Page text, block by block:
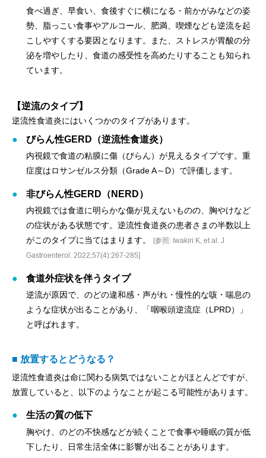
食べ過ぎ、早食い、食後すぐに横になる・前かがみなどの姿
勢、脂っこい食事やアルコール、肥満、喫煙なども逆流を起
こしやすくする要因となります。また、ストレスが胃酸の分
泌を増やしたり、食道の感受性を高めたりすることも知られ
ています。
【逆流のタイプ】
逆流性食道炎にはいくつかのタイプがあります。
びらん性GERD（逆流性食道炎）
内視鏡で食道の粘膜に傷（びらん）が見えるタイプです。重
症度はロサンゼルス分類（Grade A～D）で評価します。
非びらん性GERD（NERD）
内視鏡では食道に明らかな傷が見えないものの、胸やけなど
の症状がある状態です。逆流性食道炎の患者さまの半数以上
がこのタイプに当てはまります。
[参照: Iwakiri K, et al. J
Gastroenterol. 2022;57(4):267-285]
食道外症状を伴うタイプ
逆流が原因で、のどの違和感・声がれ・慢性的な咳・喘息の
ような症状が出ることがあり、「咽喉頭逆流症（LPRD）」
と呼ばれます。
■ 放置するとどうなる？
逆流性食道炎は命に関わる病気ではないことがほとんどですが、
放置していると、以下のようなことが起こる可能性があります。
生活の質の低下
胸やけ、のどの不快感などが続くことで食事や睡眠の質が低
下したり、日常生活全体に影響が出ることがあります。